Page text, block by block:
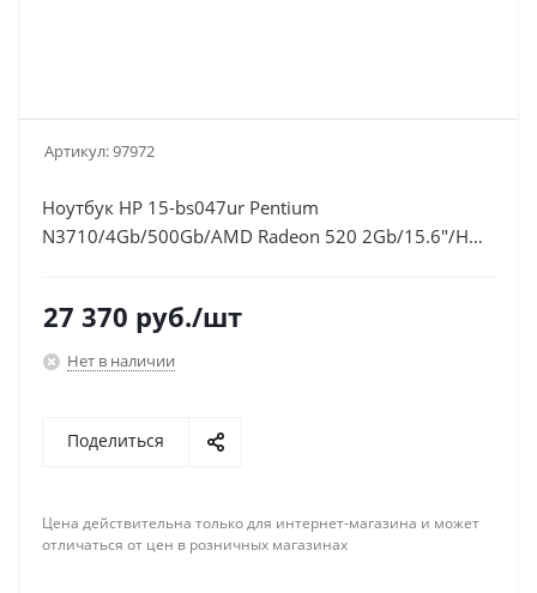
Артикул:97972
Ноутбук HP 15-bs047ur Pentium
N3710/4Gb/500Gb/AMD Radeon 520 2Gb/15.6"/HD
27 370 руб./шт
Нет в наличии
Поделиться
Цена действительна только для интернет-магазина и может
отличаться от цен в розничных магазинах